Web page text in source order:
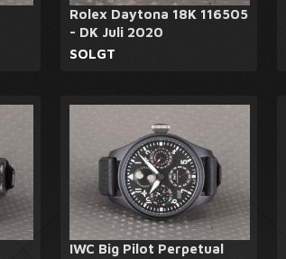
Rolex Daytona 18K 116505
- DK Juli 2020
SOLGT
IWC Big Pilot Perpetual